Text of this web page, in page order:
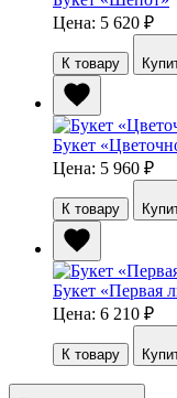
Цена: 5 620 ₽
К товару
Букет
Цена: 5 960 ₽
К товару
Букет «Первая
Цена: 6 210 ₽
К товару